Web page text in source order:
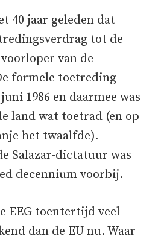
40 jaar geleden dat
tot de
van de
formele toetreding
1986 en daarmee was
land wat toetrad (en op
het twaalfde).
Salazar-dictatuur was
decennium voorbij.
EEG toentertijd veel
dan de EU nu. Waar